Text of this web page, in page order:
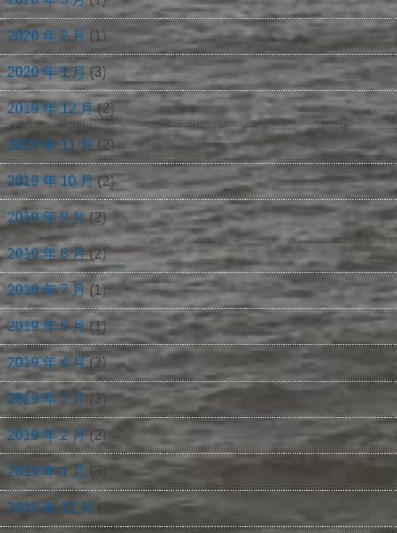
2020 年 2 月 (1)
2020 年 1 月 (3)
2019 年 12 月(2)
2019 年 11 月 (2)
2019 年 10 月(2)
2019 年 9 月(2)
2019 年 8 月(2)
2019 年 7 月 (1)
2019 年 5 月(1)
2019 年 4 月 (2)
2019 年 3 月 (2)
2019 年 2 月(2)
2019 年 1 月 (3)
2018 年 12 月